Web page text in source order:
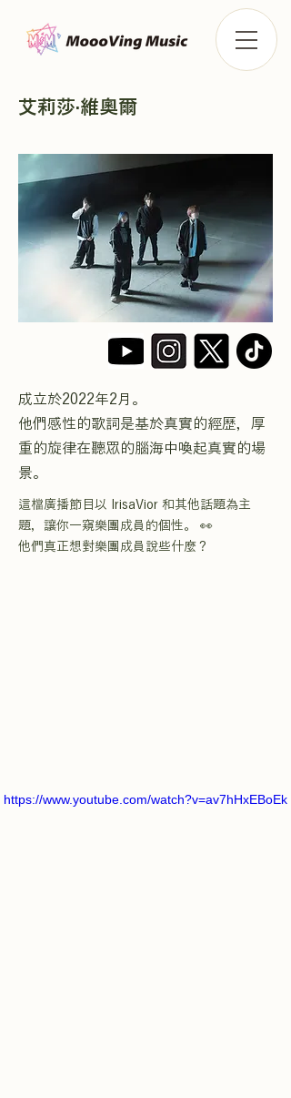
成立於2022年2月。
他們感性的歌詞是基於真實的經歷，厚
重的旋律在聽眾的腦海中喚起真實的場
景。
這檔廣播節目以 IrisaVior 和其他話題為主
題，讓你一窺樂團成員的個性。 👀
他們真正想對樂團成員說些什麼？
艾莉莎·維奧爾
https://www.youtube.com/watch?v=av7hHxEBoEk